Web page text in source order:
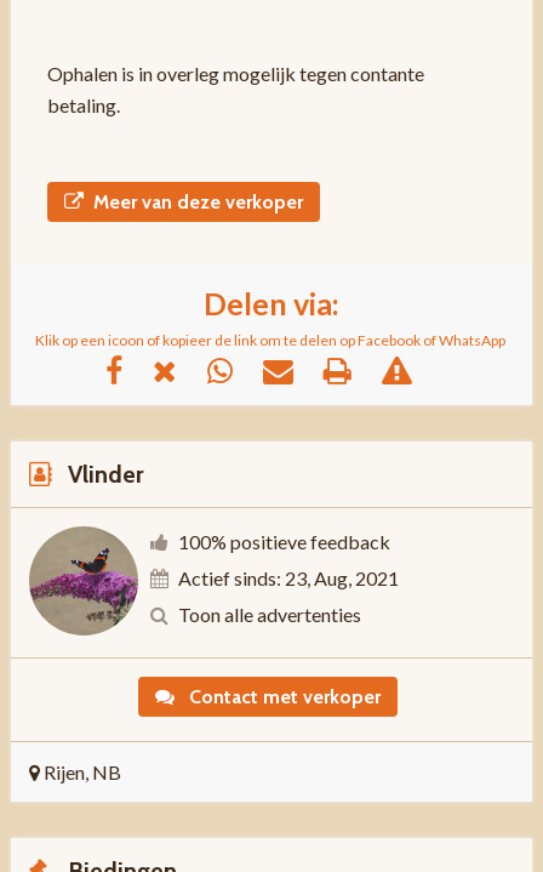
Ophalen is in overleg mogelijk tegen contante
betaling.
Meer van deze verkoper
Delen via:
Klik op een icoon of kopieer de link om te delen op Facebook of WhatsApp
Vlinder
100% positieve feedback
Actief sinds: 23, Aug, 2021
Toon alle advertenties
Contact met verkoper
Rijen, NB